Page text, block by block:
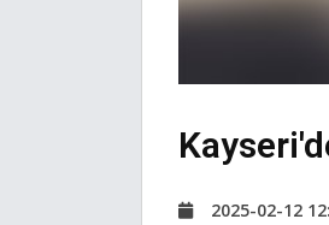
2025-02-12